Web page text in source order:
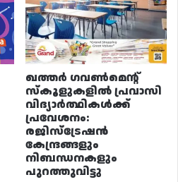
ഖത്തർ ഗവൺമെന്റ്
സ്കൂളുകളിൽ പ്രവാസി
വിദ്യാർത്ഥികൾക്ക്
പ്രവേശനം:
രജിസ്ട്രേഷൻ
കേന്ദ്രങ്ങളും
നിബന്ധനകളും
പുറത്തുവിട്ടു